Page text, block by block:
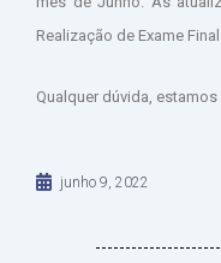
Realização de Exame
Qualquer dúvida,
junho 9, 2022